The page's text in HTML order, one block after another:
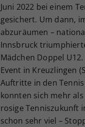
Juni 2022 bei einem
gesichert. Um dann,
abzuräumen –
Innsbruck
Mädchen Doppel
Event in Kreuzlingen
Auftritte in den
konnten sich mehr
rosige Tenniszukunft
schon sehr viel –